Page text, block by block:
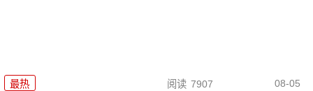
最热 阅读 7907 08-05